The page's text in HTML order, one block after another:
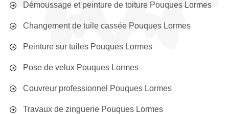
Démoussage et peinture de toiture Pouques Lormes
Changement de tuile cassée Pouques Lormes
Peinture sur tuiles Pouques Lormes
Pose de velux Pouques Lormes
Couvreur professionnel Pouques Lormes
Travaux de zinguerie Pouques Lormes